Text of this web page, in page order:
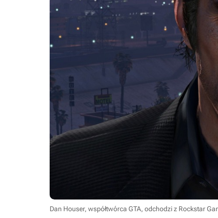
Dan Houser, współtwórca GTA, odchodzi z Rockstar